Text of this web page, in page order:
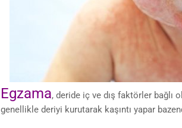
Egzama, deride iç ve dış faktörler bağlı
genellikle deriyi kurutarak kaşıntı yapar